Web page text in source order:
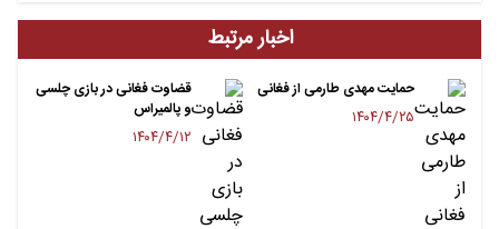
اخبار مرتبط
حمایت مهدی طارمی از فغانی
۱۴۰۴/۴/۲۵
قضاوت فغانی در بازی چلسی
و پالمیراس
۱۴۰۴/۴/۱۲